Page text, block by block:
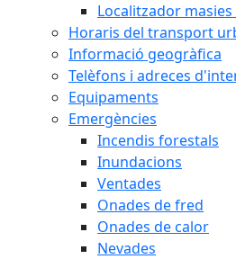
Localitzador
Horaris del transport
Informació geogràfica
Telèfons i adreces
Equipaments
Emergències
Incendis forestals
Inundacions
Ventades
Onades de fred
Onades de calor
Nevades